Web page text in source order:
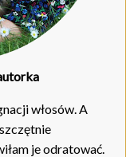
włosów. A
je odratować.